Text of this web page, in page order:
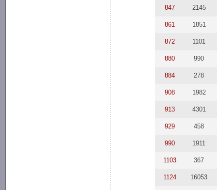
847 2145
861 1851
872 1101
880 990
884 278
908 1982
913 4301
929 458
990 1911
1103 367
1124 16053